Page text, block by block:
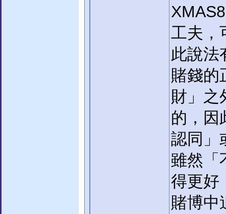
工夫，
此說法
賭錢的
財」之
的，因
認同」
雖然「
得更好
賭博中